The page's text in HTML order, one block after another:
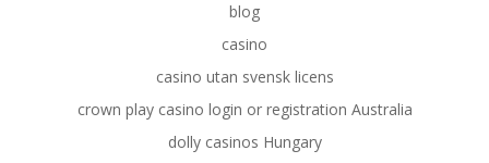
blog
casino
casino utan svensk licens
crown play casino login or registration Australia
dolly casinos Hungary